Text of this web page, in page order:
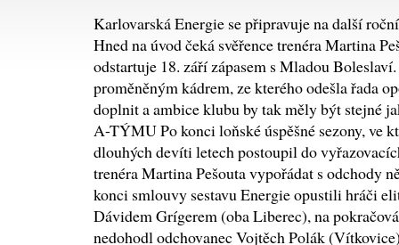
Karlovarská Energie se připravuje na další
Hned na úvod čeká svěřence trenéra Martina
odstartuje 18. září zápasem s Mladou
proměněným kádrem, ze kterého odešla řada
doplnit a ambice klubu by tak měly být stejné
A-TÝMU Po konci loňské úspěšné sezony, ve
dlouhých devíti letech postoupil do
trenéra Martina Pešouta vypořádat s odchody
konci smlouvy sestavu Energie opustili hráči
Dávidem Grígerem (oba Liberec), na
nedohodl odchovanec Vojtěch Polák